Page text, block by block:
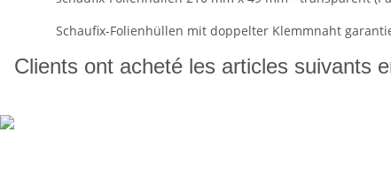
Schaufix-Folienhüllen mit doppelter Klemmnaht
Clients ont acheté les articles suivants